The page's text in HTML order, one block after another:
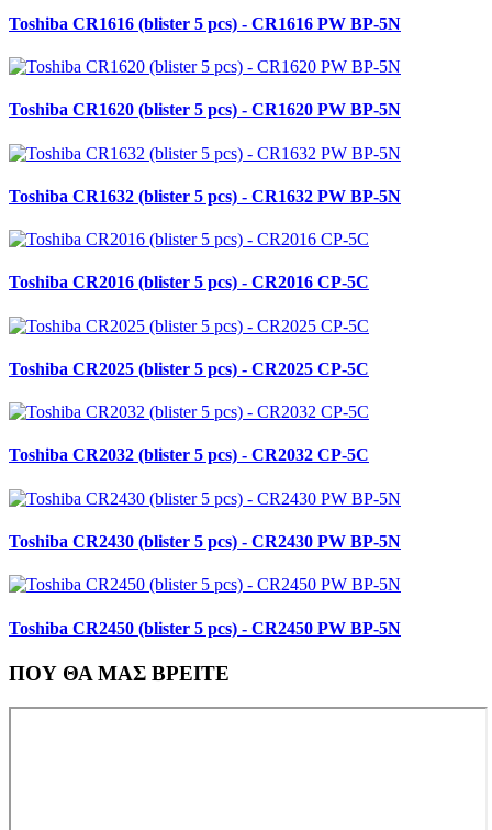
Toshiba CR1616 (blister 5 pcs) - CR1616 PW BP-5N
Toshiba CR1620 (blister 5 pcs) - CR1620 PW BP-5N
Toshiba CR1632 (blister 5 pcs) - CR1632 PW BP-5N
Toshiba CR2016 (blister 5 pcs) - CR2016 CP-5C
Toshiba CR2025 (blister 5 pcs) - CR2025 CP-5C
Toshiba CR2032 (blister 5 pcs) - CR2032 CP-5C
Toshiba CR2430 (blister 5 pcs) - CR2430 PW BP-5N
Toshiba CR2450 (blister 5 pcs) - CR2450 PW BP-5N
ΠΟΥ ΘΑ ΜΑΣ ΒΡΕΙΤΕ